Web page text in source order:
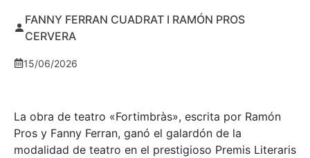
FANNY FERRAN CUADRAT I RAMÓN PROS
CERVERA
15/06/2026
La obra de teatro «Fortimbràs», escrita por Ramón
Pros y Fanny Ferran, ganó el galardón de la
modalidad de teatro en el prestigioso Premis Literaris